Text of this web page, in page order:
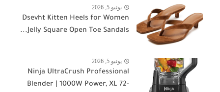
يونيو 5, 2026
Dsevht Kitten Heels for Women
Jelly Square Open Toe Sandals...
يونيو 5, 2026
Ninja UltraCrush Professional
Blender | 1000W Power, XL 72-